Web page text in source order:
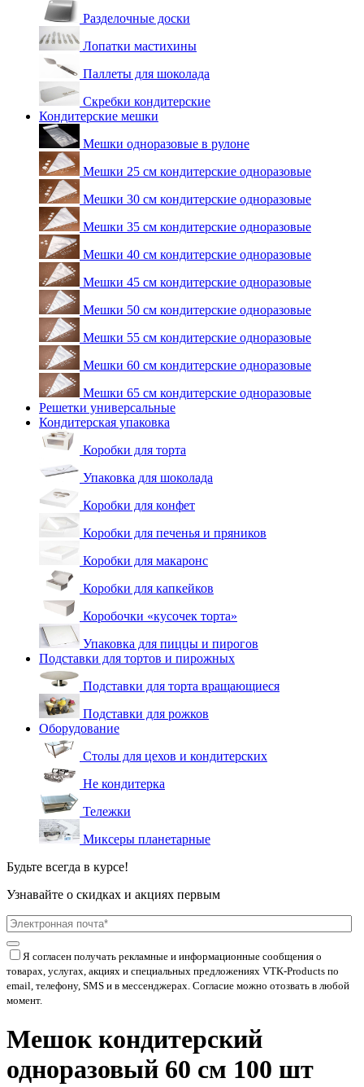
Разделочные доски
Лопатки мастихины
Паллеты для шоколада
Скребки кондитерские
Кондитерские мешки
Мешки одноразовые в рулоне
Мешки 25 см кондитерские одноразовые
Мешки 30 см кондитерские одноразовые
Мешки 35 см кондитерские одноразовые
Мешки 40 см кондитерские одноразовые
Мешки 45 см кондитерские одноразовые
Мешки 50 см кондитерские одноразовые
Мешки 55 см кондитерские одноразовые
Мешки 60 см кондитерские одноразовые
Мешки 65 см кондитерские одноразовые
Решетки универсальные
Кондитерская упаковка
Коробки для торта
Упаковка для шоколада
Коробки для конфет
Коробки для печенья и пряников
Коробки для макаронс
Коробки для капкейков
Коробочки «кусочек торта»
Упаковка для пиццы и пирогов
Подставки для тортов и пирожных
Подставки для торта вращающиеся
Подставки для рожков
Оборудование
Столы для цехов и кондитерских
Не кондитерка
Тележки
Миксеры планетарные
Будьте всегда в курсе!
Узнавайте о скидках и акциях первым
Я согласен получать рекламные и информационные сообщения о
товарах, услугах, акциях и специальных предложениях VTK-Products по
email, телефону, SMS и в мессенджерах. Согласие можно отозвать в любой
момент.
Мешок кондитерский
одноразовый 60 см 100 шт